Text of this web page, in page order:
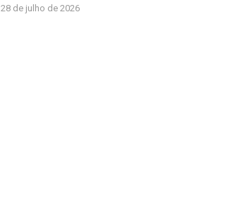
28 de julho de 2026